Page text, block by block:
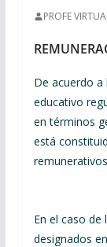
PROFE
De acuerdo
educativo
en términos
está
En el caso
designados